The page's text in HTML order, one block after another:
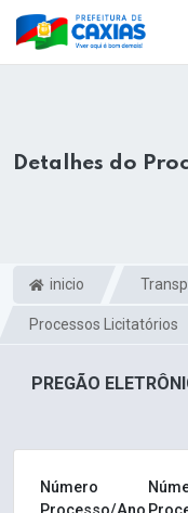
Detalhes do
inicio
Processos Licitatórios
PREGÃO
Número